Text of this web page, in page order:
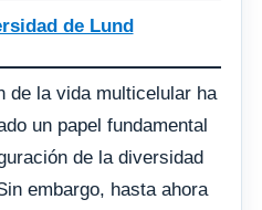
de Lund
de la vida multicelular ha
un papel fundamental
de la diversidad
embargo, hasta ahora